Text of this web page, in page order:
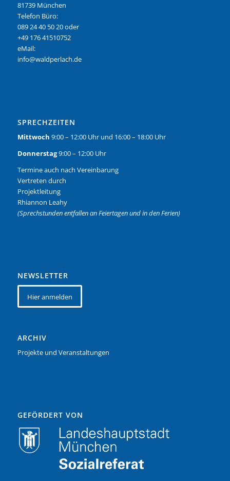
81739 München
Telefon Büro:
089 24 40 50 20 oder
+49 176 41510752
eMail:
info@waldperlach.de
SPRECHZEITEN
Mittwoch 9:00 – 12:00 Uhr und 16:00 – 18:00 Uhr
Donnerstag9:00 – 12:00 Uhr
Termine auch nach Vereinbarung
Vertreten durch
Projektleitung
Rhiannon Leahy
(Sprechstunden entfallen an Feiertagen und in den Ferien)
NEWSLETTER
Hier anmelden
ARCHIV
Projekte und Veranstaltungen
GEFÖRDERT VON